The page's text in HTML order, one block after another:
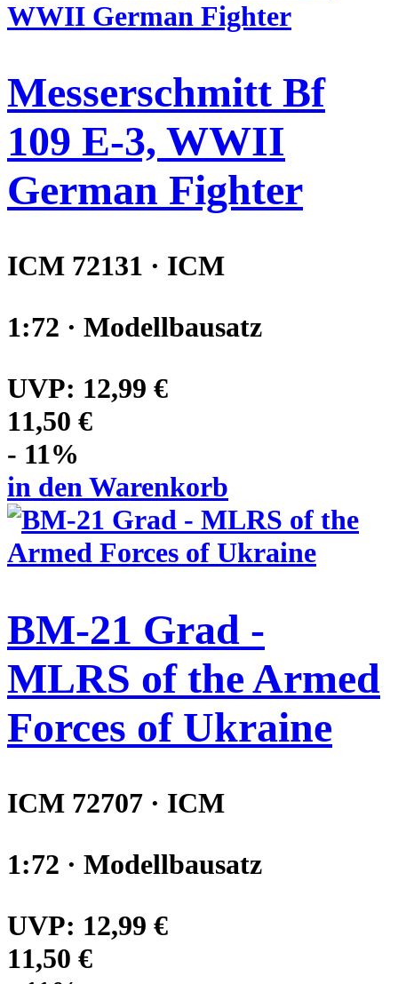
Messerschmitt Bf
109 E-3, WWII
German Fighter
ICM 72131 · ICM
1:72 · Modellbausatz
UVP: 12,99 €
11,50 €
- 11%
in den Warenkorb
BM-21 Grad -
MLRS of the Armed
Forces of Ukraine
ICM 72707 · ICM
1:72 · Modellbausatz
UVP: 12,99 €
11,50 €